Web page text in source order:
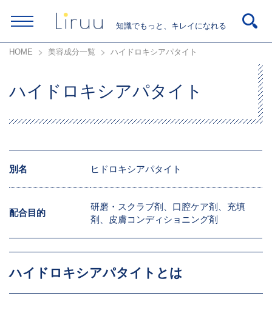
知識でもっと、キレイになれる
HOME 美容成分一覧 ハイドロキシアパタイト
ハイドロキシアパタイト
別名 ヒドロキシアパタイト
配合目的
研磨・スクラブ剤、口腔ケア剤、充填
剤、皮膚コンディショニング剤
ハイドロキシアパタイトとは